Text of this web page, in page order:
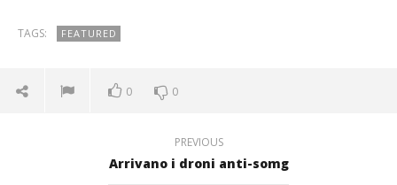
TAGS: FEATURED
0 0
PREVIOUS
Arrivano i droni anti-somg